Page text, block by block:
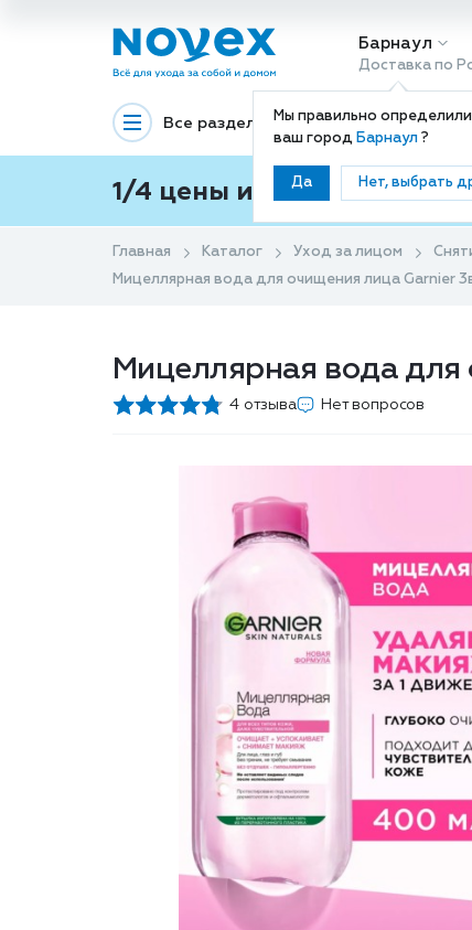
Барнаул
Доставка по
Мы правильно
ваш город Барнаул?
Да Нет, выбрать
Все разделы Декоративная
1/4 цены и покупки ваши
Главная Каталог Уход за лицом
Мицеллярная вода для очищения лица Garnier
Мицеллярная вода для
4 отзыва Нет вопросов